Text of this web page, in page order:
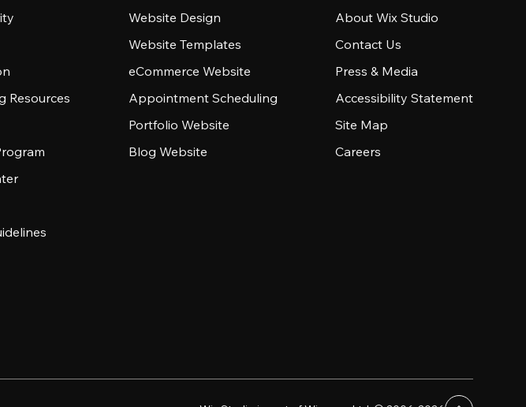
Resources
Website Design
Website Templates
eCommerce Website
Appointment Scheduling
Portfolio Website
Blog Website
About Wix Studio
Contact Us
Press & Media
Accessibility Statement
Site Map
Careers